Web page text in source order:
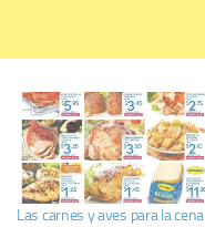
Las carnes y aves para la cena